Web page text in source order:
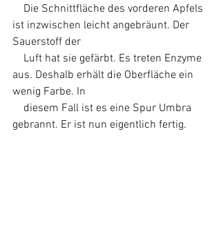
ist inzwischen leicht angebräunt. Der
Sauerstoff der
aus. Deshalb erhält die Oberfläche ein
wenig Farbe. In
gebrannt. Er ist nun eigentlich fertig.